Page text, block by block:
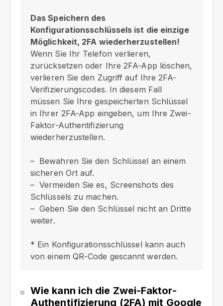
Das Speichern des
Konfigurationsschlüssels ist die einzige
Möglichkeit, 2FA wiederherzustellen!
Wenn Sie Ihr Telefon verlieren,
zurücksetzen oder Ihre 2FA-App löschen,
verlieren Sie den Zugriff auf Ihre 2FA-
Verifizierungscodes. In diesem Fall
müssen Sie Ihre gespeicherten Schlüssel
in Ihrer 2FA-App eingeben, um Ihre Zwei-
Faktor-Authentifizierung
wiederherzustellen.
Bewahren Sie den Schlüssel an einem
sicheren Ort auf.
Vermeiden Sie es, Screenshots des
Schlüssels zu machen.
Geben Sie den Schlüssel nicht an Dritte
weiter.
* Ein Konfigurationsschlüssel kann auch
von einem QR-Code gescannt werden.
Wie kann ich die Zwei-Faktor-
Authentifizierung (2FA) mit Google